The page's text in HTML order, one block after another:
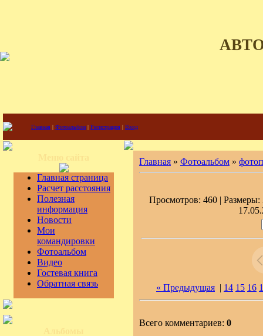
Главная | Фотоальбом | Регистрация | Вход
Главная страница
Расчет расстояния
Полезная
информация
Новости
Мои
командировки
Фотоальбом
Видео
Гостевая книга
Обратная связь
Главная » Фотоальбом »
Просмотров: 460 |
« Предыдущая | 14 15 16
Всего комментариев: 0